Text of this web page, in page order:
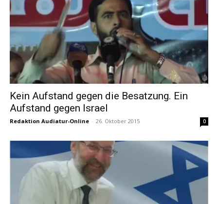
Kein Aufstand gegen die Besatzung. Ein
Aufstand gegen Israel
Redaktion Audiatur-Online - 26. Oktober 2015 0